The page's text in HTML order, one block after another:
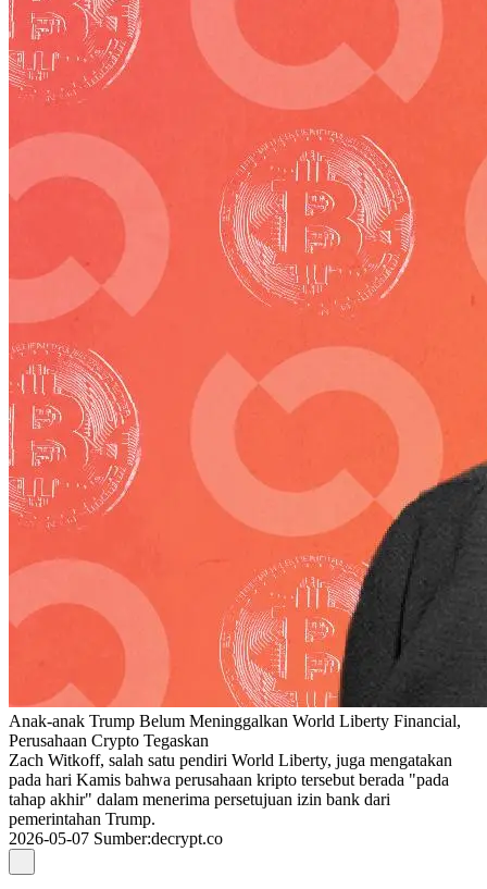
Anak-anak Trump Belum Meninggalkan World Liberty Financial,
Perusahaan Crypto Tegaskan
Zach Witkoff, salah satu pendiri World Liberty, juga mengatakan
pada hari Kamis bahwa perusahaan kripto tersebut berada "pada
tahap akhir" dalam menerima persetujuan izin bank dari
pemerintahan Trump.
2026-05-07 Sumber:decrypt.co